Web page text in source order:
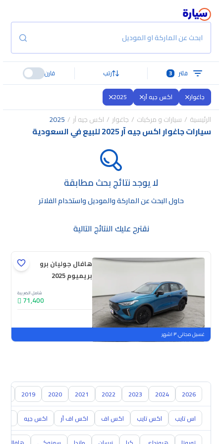
ابحث عن الماركة او الموديل
فلتر 3 رتب قارن
جاغوار اكس جيه آر 2025
الرئيسية سيارات و مركبات جاغوار اكس جيه آر 2025
سيارات جاغوار اكس جيه آر 2025 للبيع في السعودية
لا يوجد نتائج بحث مطابقة
حاول البحث عن الماركة والموديل واستخدام الفلاتر
نقترح عليك النتائج التالية
هافال جوليان برو
بريميوم 2025
شامل الضريبة
71,400
جديدة
ملوحة
غسيل مجاني ٣ اشهر
2026
2024
2023
2022
2021
2020
2019
اس تايب اكس تايب اكس اف اكس اف آر اكس جيه